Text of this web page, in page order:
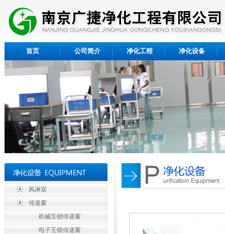
首页 公司简介 净化工程 净化设备
风淋室
传递窗
机械互锁传递窗
电子互锁传递窗